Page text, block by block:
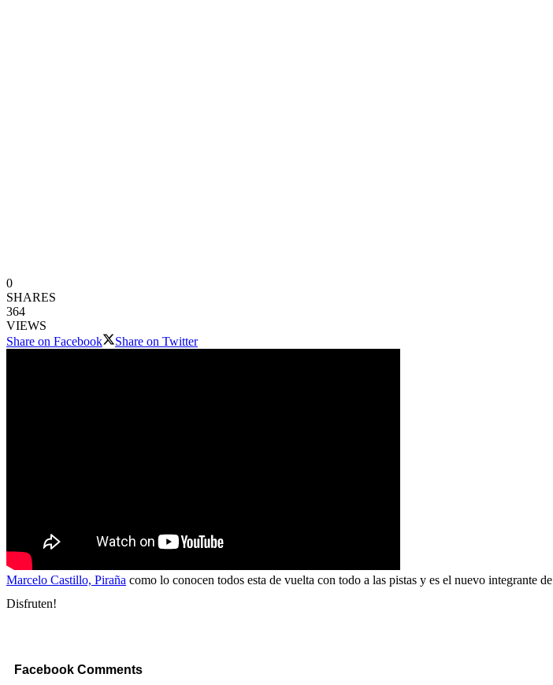
0
SHARES
364
VIEWS
Share on Facebook
Share on Twitter
Marcelo Castillo, Piraña como lo conocen todos esta de vuelta con todo a las pistas y es el nuevo integrante de
Disfruten!
Facebook Comments